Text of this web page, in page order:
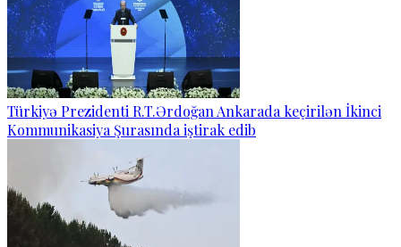
Türkiyə Prezidenti R.T.Ərdoğan Ankarada keçirilən İkinci
Kommunikasiya Şurasında iştirak edib